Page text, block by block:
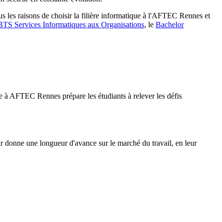
les raisons de choisir la filière informatique à l'AFTEC Rennes et
Services Informatiques aux Organisations, le Bachelor
AFTEC Rennes prépare les étudiants à relever les défis
donne une longueur d'avance sur le marché du travail, en leur